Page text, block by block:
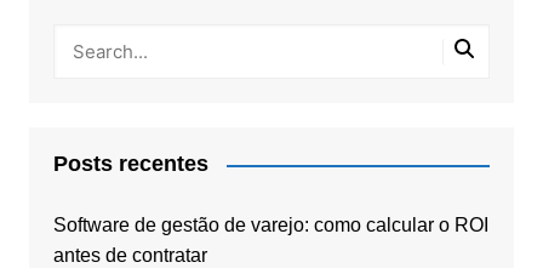
Posts recentes
Software de gestão de varejo: como calcular o ROI
antes de contratar